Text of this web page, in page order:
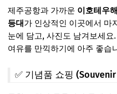
제주공항과 가까운 이호테우
등대 가 인상적인 이곳에서 마
눈에 담고, 사진도 남겨보세
여유를 만끽하기에 아주 좋습
✅ 기념품 쇼핑